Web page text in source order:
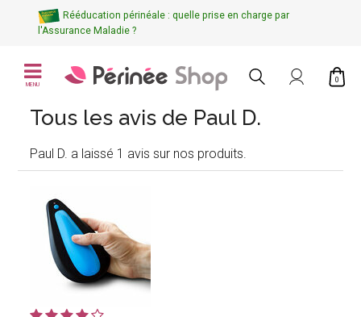
Rééducation périnéale : quelle prise en charge par
l'Assurance Maladie ?
MENU
0
Tous les avis de Paul D.
Paul D. a laissé 1 avis sur nos produits.